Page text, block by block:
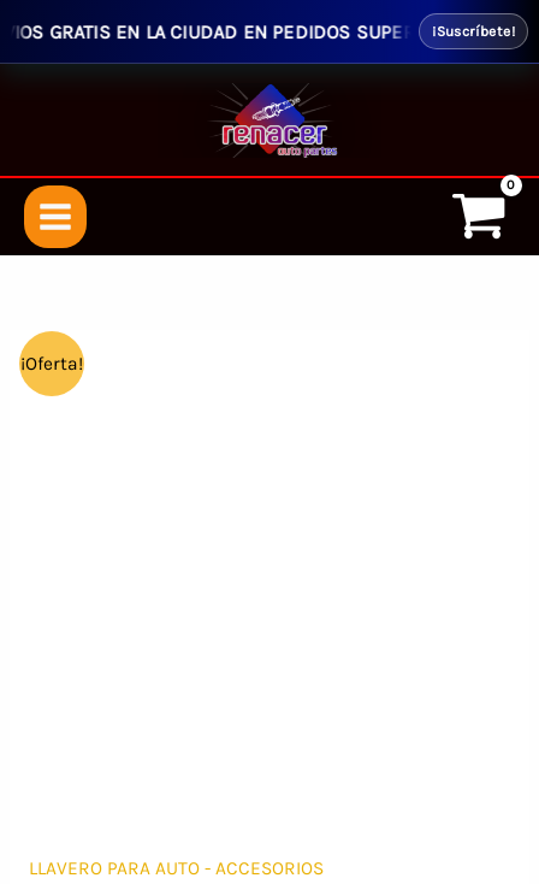
GRATIS EN LA CIUDAD EN PEDIDOS SUPERIORES $50.00 -
¡Suscríbete!
¡Oferta!
LLAVERO PARA AUTO - ACCESORIOS